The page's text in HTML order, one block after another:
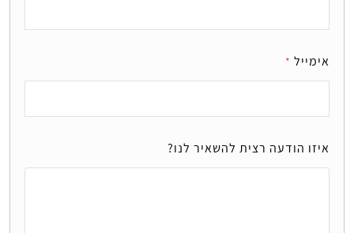
אימייל *
איזו הודעה רצית להשאיר לנו?